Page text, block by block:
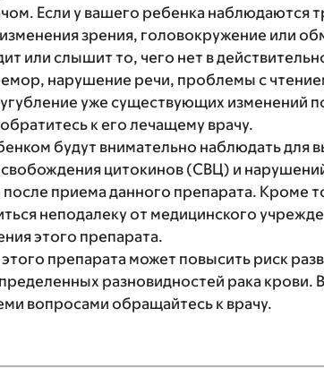
Если у вашего ребенка наблюдаются
зрения, головокружение или
или слышит то, чего нет в
нарушение речи, проблемы с
уже существующих изменений
к его лечащему врачу.
будут внимательно наблюдать для
цитокинов (СВЦ) и
после приема данного препарата. Кроме
неподалеку от медицинского
этого препарата.
препарата может повысить риск
разновидностей рака крови.
вопросами обращайтесь к врачу.